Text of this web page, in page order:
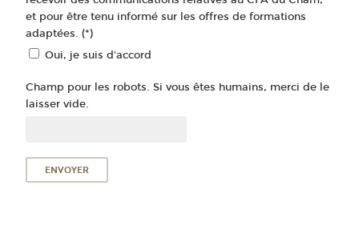
et pour être tenu informé sur les offres de formations
adaptées. (*)
Oui, je suis d'accord
Champ pour les robots. Si vous êtes humains, merci de le
laisser vide.